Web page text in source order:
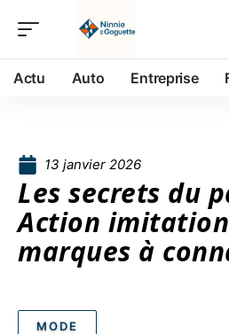
Actu Auto Entreprise
13 janvier 2026
Les secrets du
Action
marques à
MODE